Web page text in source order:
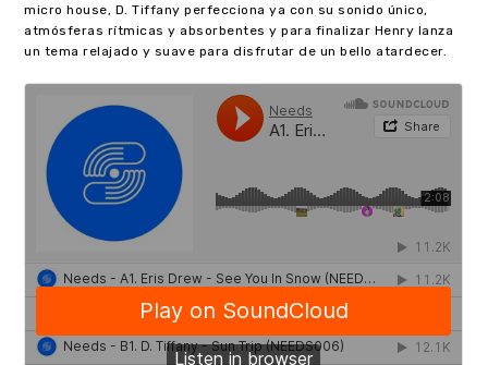
micro house, D. Tiffany perfecciona ya con su sonido único,
atmósferas rítmicas y absorbentes y para finalizar Henry lanza
un tema relajado y suave para disfrutar de un bello atardecer.